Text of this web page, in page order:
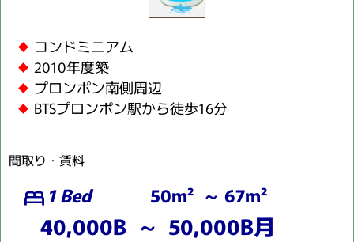
コンドミニアム
2010年度築
プロンポン南側周辺
BTSプロンポン駅から徒歩16分
間取り・賃料
bed 1 Bed 50m² ～ 67m²
40,000B ～ 50,000B月